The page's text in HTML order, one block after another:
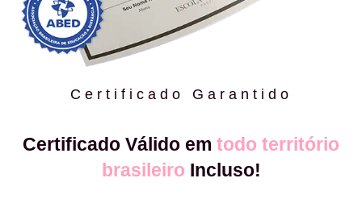
Certificado Garantido
Certificado Válido em todo território
brasileiro Incluso!